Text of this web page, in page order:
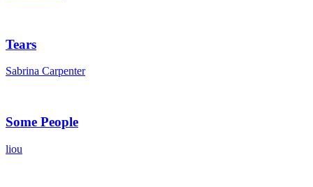
Tears
Sabrina Carpenter
Some People
liou